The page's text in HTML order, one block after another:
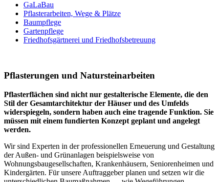
GaLaBau
Pflasterarbeiten, Wege & Plätze
Baumpflege
Gartenpflege
Friedhofsgärtnerei und Friedhofsbetreuung
Pflasterungen und Natursteinarbeiten
Pflasterflächen sind nicht nur gestalterische Elemente, die den
Stil der Gesamtarchitektur der Häuser und des Umfelds
widerspiegeln, sondern haben auch eine tragende Funktion. Sie
müssen mit einem fundierten Konzept geplant und angelegt
werden.
Wir sind Experten in der professionellen Erneuerung und Gestaltung
der Außen- und Grünanlagen beispielsweise von
Wohnungsbaugesellschaften, Krankenhäusern, Seniorenheimen und
Kindergärten. Für unsere Auftraggeber planen und setzen wir die